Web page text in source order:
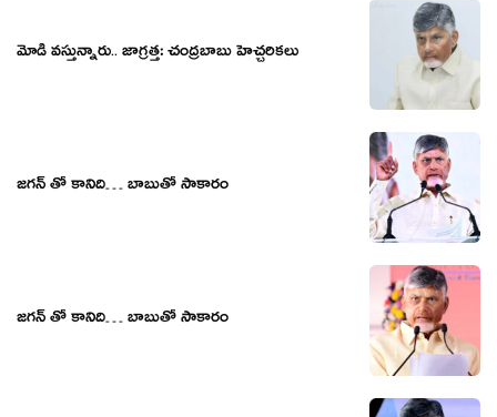
మోడీ వ‌స్తున్నారు.. జాగ్ర‌త్త‌: చంద్ర‌బాబు హెచ్చ‌రిక‌లు
జగన్ తో కానిది… బాబుతో సాకారం
జగన్ తో కానిది… బాబుతో సాకారం